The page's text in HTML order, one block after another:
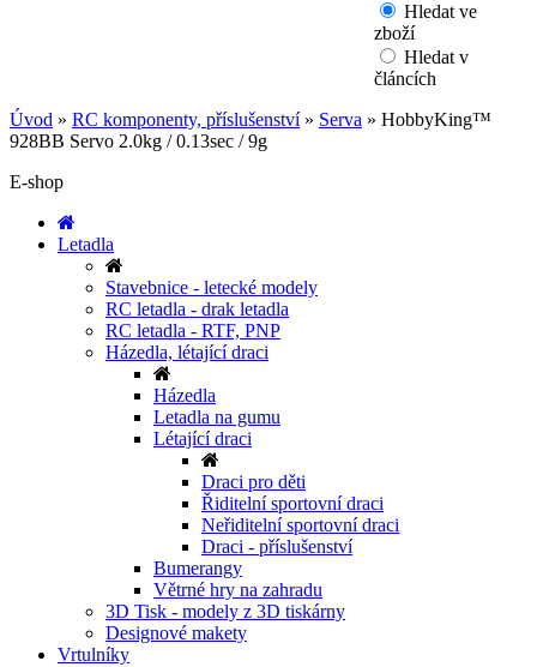
Hledat ve
zboží
Hledat v
článcích
Úvod » RC komponenty, příslušenství » Serva » HobbyKing™
928BB Servo 2.0kg / 0.13sec / 9g
E-shop
Letadla
Stavebnice - letecké modely
RC letadla - drak letadla
RC letadla - RTF, PNP
Házedla, létající draci
Házedla
Letadla na gumu
Létající draci
Draci pro děti
Řiditelní sportovní draci
Neřiditelní sportovní draci
Draci - příslušenství
Bumerangy
Větrné hry na zahradu
3D Tisk - modely z 3D tiskárny
Designové makety
Vrtulníky